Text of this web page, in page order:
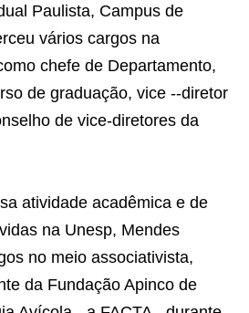
Paulista, Campus de
vários cargos na
chefe de Departamento,
de graduação, vice --diretor
de vice-diretores da
atividade acadêmica e de
na Unesp, Mendes
no meio associativista,
da Fundação Apinco de